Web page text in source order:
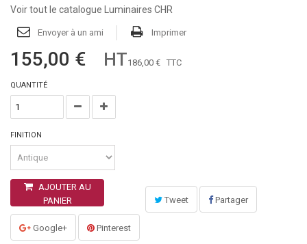
Voir tout le catalogue Luminaires CHR
Envoyer à un ami Imprimer
155,00 € HT186,00 € TTC
QUANTITÉ
FINITION
AJOUTER AU
PANIER
Tweet Partager
Google+ Pinterest